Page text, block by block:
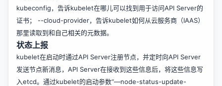
kubeconfig，告诉kubelet在哪儿可以找到用于访问API Server的
证书； --cloud-provider，告诉kubelet如何从云服务商（IAAS）
那里读取到和自己相关的元数据。
状态上报
kubelet在启动时通过API Server注册节点，并定时向API Server
发送节点新消息，API Server在接收到这些信息后，将这些信息写
入etcd。通过kubelet的启动参数“—node-status-update-